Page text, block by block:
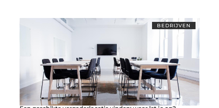
BEDRIJVEN